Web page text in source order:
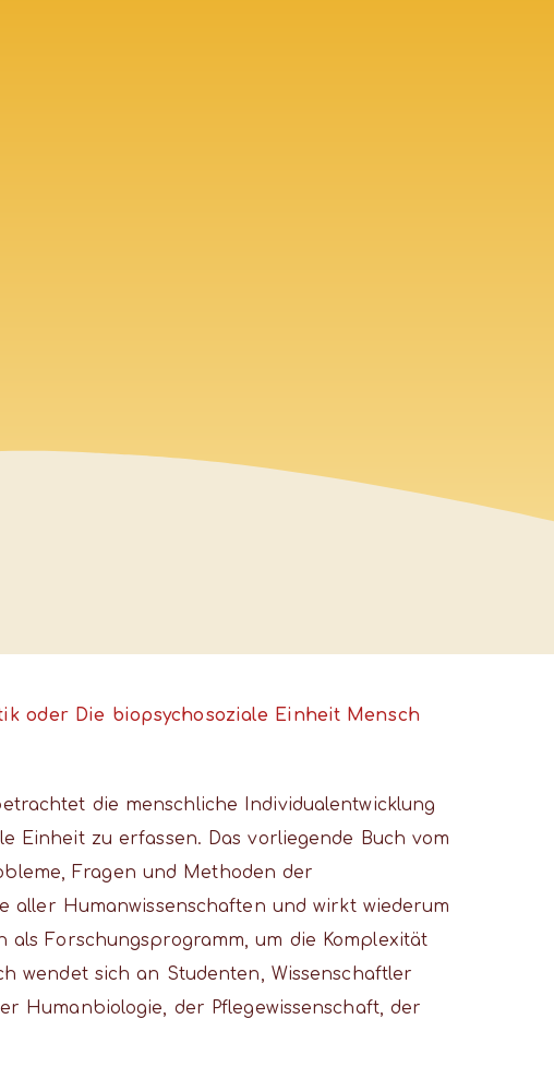
oder Die biopsychosoziale Einheit Mensch
die menschliche Individualentwicklung
Einheit zu erfassen. Das vorliegende Buch vom
Fragen und Methoden der
aller Humanwissenschaften und wirkt wiederum
Forschungsprogramm, um die Komplexität
wendet sich an Studenten, Wissenschaftler
Humanbiologie, der Pflegewissenschaft, der